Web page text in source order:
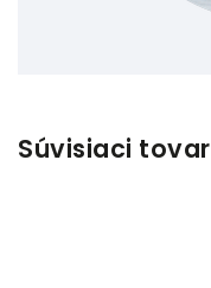
Súvisiaci tovar